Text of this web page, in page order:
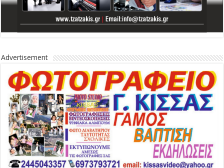
Advertisement